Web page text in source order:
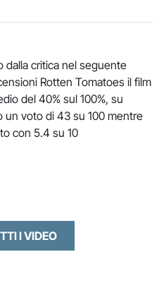
dalla critica nel seguente
Rotten Tomatoes il film
del 40% sul 100%, su
voto di 43 su 100 mentre
con 5.4 su 10
I VIDEO